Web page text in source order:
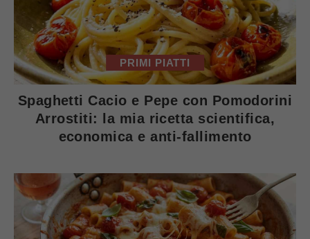
PRIMI PIATTI
Spaghetti Cacio e Pepe con Pomodorini
Arrostiti: la mia ricetta scientifica,
economica e anti-fallimento